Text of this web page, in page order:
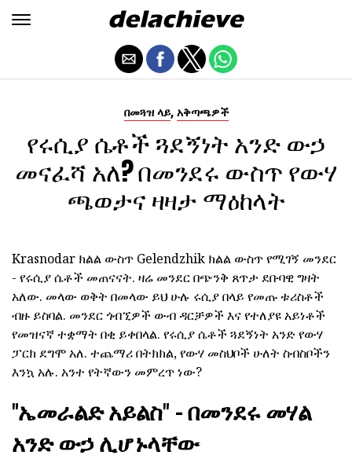
በመጓዝ ላይ, አቅጣጫዎች
የሩሲያ ሴቶች ጓደኝነት አንድ ውኃ
መናፈሻ አለ? በመንደሩ ውስጥ የውሃ
ጫወታና ዛዛታ ማዕከላት
Krasnodar ክልል ውስጥ Gelendzhik ክልል ውስጥ የሚገኝ መንደር
- የሩሲያ ሴቶች መጠናናት. ዛሬ መንደር በጭንቅ ጸጥታ ደቡባዊ ግዛት
አለው. መላው ወቅት በመላው ይህ ሁሉ ሩሲያ በላይ የመጡ ቱሪስቶች
ብዙ ይስባል. መንደር ጎብኚዎች ውብ ዳርቻዎች እና የተለያዩ አይነቶች
የመዝናኛ ተቋማት በቂ ይቀበላል. የሩሲያ ሴቶች ጓደኝነት አንድ የውሃ
ፓርክ ደግሞ አለ. ተጨማሪ በትክክል, የውሃ መስህቦች ሁለት ስብስቦችን
እንኳ አሉ. አንተ የትኛውን መምረጥ ነው?
"ኤመራልድ አይልስ" - በመንደሩ መሃል
አንድ ውኃ ሊሆኑላቸው